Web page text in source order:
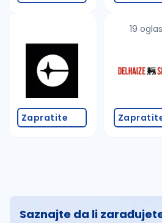
Zapratite
19
Saznajte da li